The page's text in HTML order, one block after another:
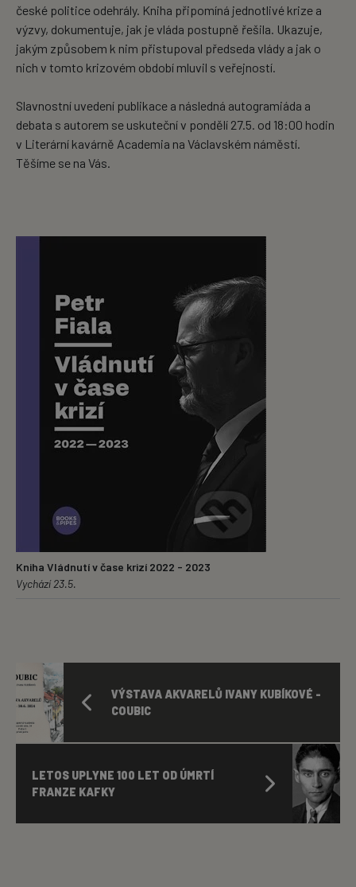
české politice odehrály. Kniha připomíná jednotlivé krize a
výzvy, dokumentuje, jak je vláda postupně řešila. Ukazuje,
jakým způsobem k nim přistupoval předseda vlády a jak o
nich v tomto krizovém období mluvil s veřejností.
Slavnostní uvedení publikace a následná autogramiáda a
debata s autorem se uskuteční v pondělí 27.5. od 18:00 hodin
v Literární kavárně Academia na Václavském náměstí.
Těšíme se na Vás.
Kniha Vládnutí v čase krizí 2022 - 2023
Vychází 23.5.
VÝSTAVA AKVARELŮ IVANY KUBÍKOVÉ -
COUBIC
LETOS UPLYNE 100 LET OD ÚMRTÍ
FRANZE KAFKY